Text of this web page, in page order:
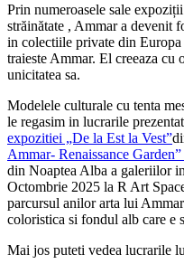
Prin numeroasele sale
străinătate , Ammar a devenit
in colectiile private din
traieste Ammar. El creeaza cu
unicitatea sa.
Modelele culturale cu tenta
le regasim in lucrarile
expozitiei „De la Est la Vest”
Ammar- Renaissance Garden”
din Noaptea Alba a galeriilor
Octombrie 2025 la R Art
parcursul anilor arta lui
coloristica si fondul alb care e
Mai jos puteti vedea lucrarile